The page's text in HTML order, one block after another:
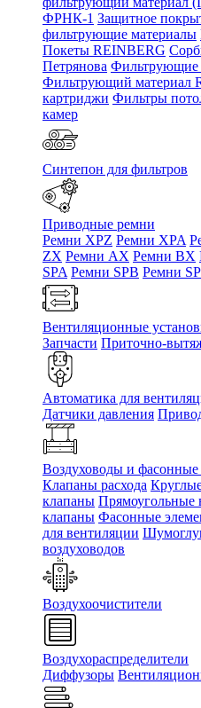
ФРНК-1 Защитное
фильтрующие материалы
Покеты REINBERG
Петрянова Фильтрующие
Фильтрующий материал
картриджи Фильтры
камер
Синтепон для фильтров
Приводные ремни
Ремни XPZ Ремни XPA
ZX Ремни AX Ремни BX
SPA Ремни SPB Ремни
Вентиляционные
Запчасти Приточно-
Автоматика для
Датчики давления
Воздуховоды и
Клапаны расхода
клапаны Прямоугольные
клапаны Фасонные
для вентиляции
воздуховодов
Воздухоочистители
Воздухораспределители
Диффузоры